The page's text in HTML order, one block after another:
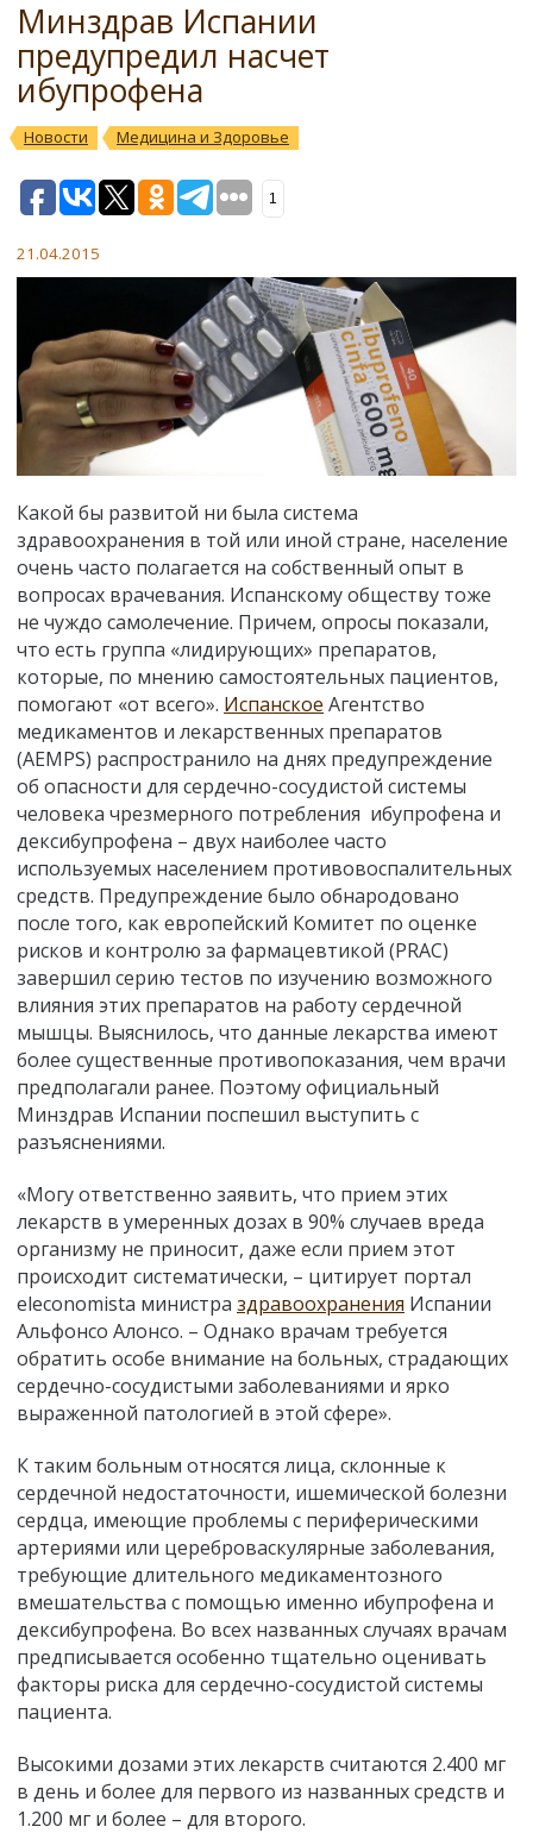
Минздрав Испании
предупредил насчет
ибупрофена
Новости Медицина и Здоровье
1
21.04.2015
Какой бы развитой ни была система
здравоохранения в той или иной стране, население
очень часто полагается на собственный опыт в
вопросах врачевания. Испанскому обществу тоже
не чуждо самолечение. Причем, опросы показали,
что есть группа «лидирующих» препаратов,
которые, по мнению самостоятельных пациентов,
помогают «от всего». Испанское Агентство
медикаментов и лекарственных препаратов
(AEMPS) распространило на днях предупреждение
об опасности для сердечно-сосудистой системы
человека чрезмерного потребления ибупрофена и
дексибупрофена – двух наиболее часто
используемых населением противовоспалительных
средств. Предупреждение было обнародовано
после того, как европейский Комитет по оценке
рисков и контролю за фармацевтикой (PRAC)
завершил серию тестов по изучению возможного
влияния этих препаратов на работу сердечной
мышцы. Выяснилось, что данные лекарства имеют
более существенные противопоказания, чем врачи
предполагали ранее. Поэтому официальный
Минздрав Испании поспешил выступить с
разъяснениями.
«Могу ответственно заявить, что прием этих
лекарств в умеренных дозах в 90% случаев вреда
организму не приносит, даже если прием этот
происходит систематически, – цитирует портал
eleconomista министра здравоохранения Испании
Альфонсо Алонсо. – Однако врачам требуется
обратить особе внимание на больных, страдающих
сердечно-сосудистыми заболеваниями и ярко
выраженной патологией в этой сфере».
К таким больным относятся лица, склонные к
сердечной недостаточности, ишемической болезни
сердца, имеющие проблемы с периферическими
артериями или цереброваскулярные заболевания,
требующие длительного медикаментозного
вмешательства с помощью именно ибупрофена и
дексибупрофена. Во всех названных случаях врачам
предписывается особенно тщательно оценивать
факторы риска для сердечно-сосудистой системы
пациента.
Высокими дозами этих лекарств считаются 2.400 мг
в день и более для первого из названных средств и
1.200 мг и более – для второго.